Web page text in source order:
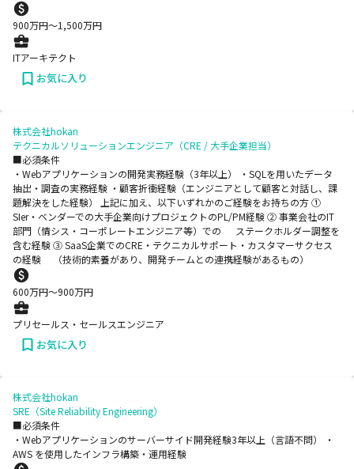
900万円〜1,500万円
ITアーキテクト
お気に入り
株式会社hokan
テクニカルソリューションエンジニア（CRE / 大手企業担当）
■必須条件
・Webアプリケーションの開発実務経験（3年以上） ・SQLを用いたデータ
抽出・調査の実務経験 ・顧客折衝経験（エンジニアとして顧客と対話し、課
題解決をした経験） 上記に加え、以下いずれかのご経験をお持ちの方 ①
SIer・ベンダーでの大手企業向けプロジェクトのPL/PM経験 ② 事業会社のIT
部門（情シス・コーポレートエンジニア等）での ステークホルダー調整を
含む経験 ③ SaaS企業でのCRE・テクニカルサポート・カスタマーサクセス
の経験 （技術的素養があり、開発チームとの連携経験があるもの）
600万円〜900万円
プリセールス・セールスエンジニア
お気に入り
株式会社hokan
SRE（Site Reliability Engineering）
■必須条件
・Webアプリケーションのサーバーサイド開発経験3年以上（言語不問） ・
AWS を使用したインフラ構築・運用経験